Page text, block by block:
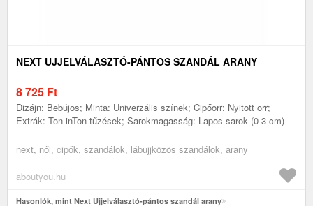
NEXT UJJELVÁLASZTÓ-PÁNTOS SZANDÁL ARANY
8 725 Ft
Dizájn: Bebújos; Minta: Univerzális színek; Cipőorr: Nyitott orr;
Extrák: Ton inTon tűzések; Sarokmagasság: Lapos sarok (0-3 cm)
next, női, cipők, szandálok, lábujjközös szandálok, arany
aboutyou.hu
Hasonlók, mint Next Ujjelválasztó-pántos szandál arany